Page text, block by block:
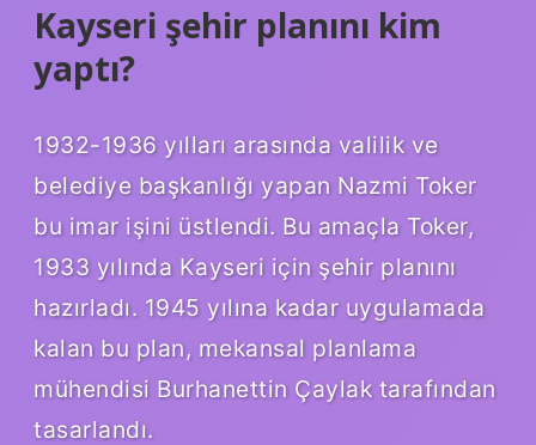
Kayseri şehir planını kim
yaptı?
1932-1936 yılları arasında valilik ve
belediye başkanlığı yapan Nazmi Toker
bu imar işini üstlendi. Bu amaçla Toker,
1933 yılında Kayseri için şehir planını
hazırladı. 1945 yılına kadar uygulamada
kalan bu plan, mekansal planlama
mühendisi Burhanettin Çaylak tarafından
tasarlandı.